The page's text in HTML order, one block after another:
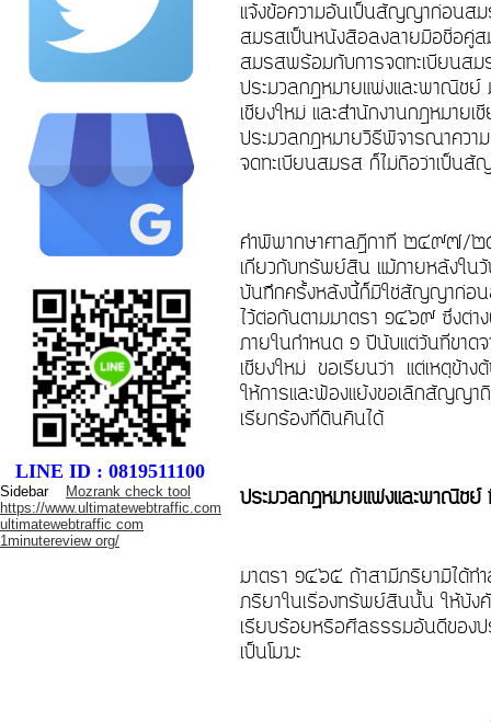
LINE ID : 0819511100
Sidebar
Mozrank check tool
https://www.ultimatewebtraffic.com
ultimatewebtraffic com
1minutereview org/
แจ้งข้อความอันเป็นสัญญาก่อนส
สมรสเป็นหนังสือลงลายมือชื่อคู่ส
สมรสพร้อมกับการจดทะเบียนส
ประมวลกฎหมายแพ่งและพาณิชย์
เชียงใหม่ และสำนักงานกฎหมาย
ประมวลกฎหมายวิธีพิจารณาควา
จดทะเบียนสมรส ก็ไม่ถือว่าเป็น
คำพิพากษาศาลฎีกาที่ ๒๔๙๗/๒๕
เกี่ยวกับทรัพย์สิน แม้ภายหลังในวั
บันทึกครั้งหลังนี้ก็มิใช่สัญญาก่อ
ไว้ต่อกันตามมาตรา ๑๔๖๙ ซึ่งต่า
ภายในกำหนด ๑ ปีนับแต่วันที่ขาด
เชียงใหม่ ขอเรียนว่า แต่เหตุข้า
ให้การและฟ้องแย้งขอเลิกสัญญา
เรียกร้องที่ดินคืนได้
ประมวลกฎหมายแพ่งและพาณิชย์
มาตรา ๑๔๖๕ ถ้าสามีภริยามิได้
ภริยาในเรื่องทรัพย์สินนั้น ให้บั
เรียบร้อยหรือศีลธรรมอันดีของป
เป็นโมฆะ